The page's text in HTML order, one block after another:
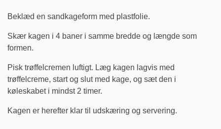
Beklæd en sandkageform med plastfolie.
Skær kagen i 4 baner i samme bredde og længde som
formen.
Pisk trøffelcremen luftigt. Læg kagen lagvis med
trøffelcreme, start og slut med kage, og sæt den i
køleskabet i mindst 2 timer.
Kagen er herefter klar til udskæring og servering.